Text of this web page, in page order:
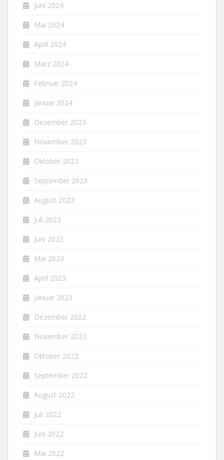
Juni 2024
Mai 2024
April 2024
März 2024
Februar 2024
Januar 2024
Dezember 2023
November 2023
Oktober 2023
September 2023
August 2023
Juli 2023
Juni 2023
Mai 2023
April 2023
Januar 2023
Dezember 2022
November 2022
Oktober 2022
September 2022
August 2022
Juli 2022
Juni 2022
Mai 2022